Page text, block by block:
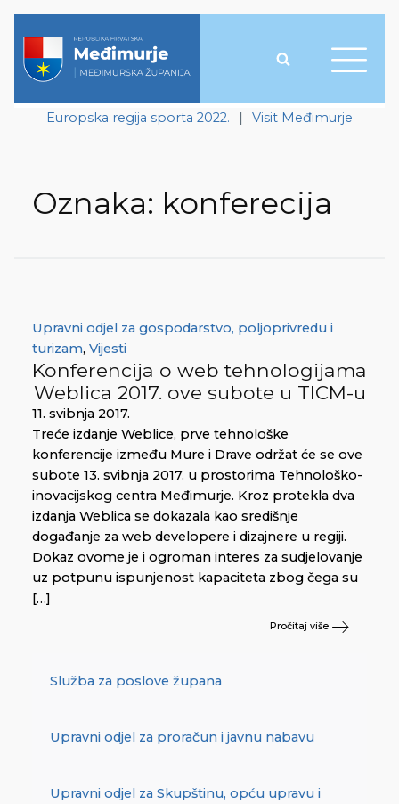
Europska regija sporta 2022. | Visit Međimurje
Oznaka: konferecija
Upravni odjel za gospodarstvo, poljoprivredu i
turizam, Vijesti
Konferencija o web tehnologijama
Weblica 2017. ove subote u TICM-u
11. svibnja 2017.
Treće izdanje Weblice, prve tehnološke
konferencije između Mure i Drave održat će se ove
subote 13. svibnja 2017. u prostorima Tehnološko-
inovacijskog centra Međimurje. Kroz protekla dva
izdanja Weblica se dokazala kao središnje
događanje za web developere i dizajnere u regiji.
Dokaz ovome je i ogroman interes za sudjelovanje
uz potpunu ispunjenost kapaciteta zbog čega su
[…]
Pročitaj više
Služba za poslove župana
Upravni odjel za proračun i javnu nabavu
Upravni odjel za Skupštinu, opću upravu i